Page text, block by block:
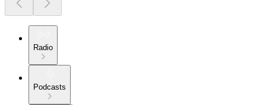
Radio
Podcasts